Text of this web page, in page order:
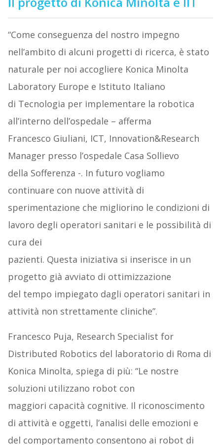
“Come conseguenza del nostro impegno
nell’ambito di alcuni progetti di ricerca, è stato
naturale per noi accogliere Konica Minolta
Laboratory Europe e Istituto Italiano
di Tecnologia per implementare la robotica
all’interno dell’ospedale – afferma
Francesco Giuliani, ICT, Innovation&Research
Manager presso l’ospedale Casa Sollievo
della Sofferenza -. In futuro vogliamo
continuare con nuove attività di
sperimentazione che migliorino le condizioni di
lavoro degli operatori sanitari e le possibilità di
cura dei
pazienti. Questa iniziativa si inserisce in un
progetto già avviato di ottimizzazione
del tempo impiegato dagli operatori sanitari in
attività non strettamente cliniche”.
Francesco Puja, Research Specialist for
Distributed Robotics del laboratorio di Roma di
Konica Minolta, spiega di più: “Le nostre
soluzioni utilizzano robot con
maggiori capacità cognitive. Il riconoscimento
di attività e oggetti, l’analisi delle emozioni e
del comportamento consentono ai robot di